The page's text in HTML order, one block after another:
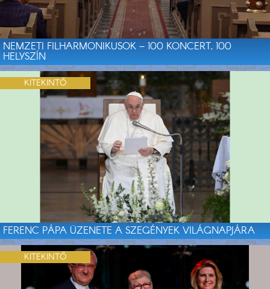
NEMZETI FILHARMONIKUSOK – 100 KONCERT, 100
HELYSZÍN
FERENC PÁPA ÜZENETE A SZEGÉNYEK VILÁGNAPJÁRA
KITEKINTŐ
KITEKINTŐ